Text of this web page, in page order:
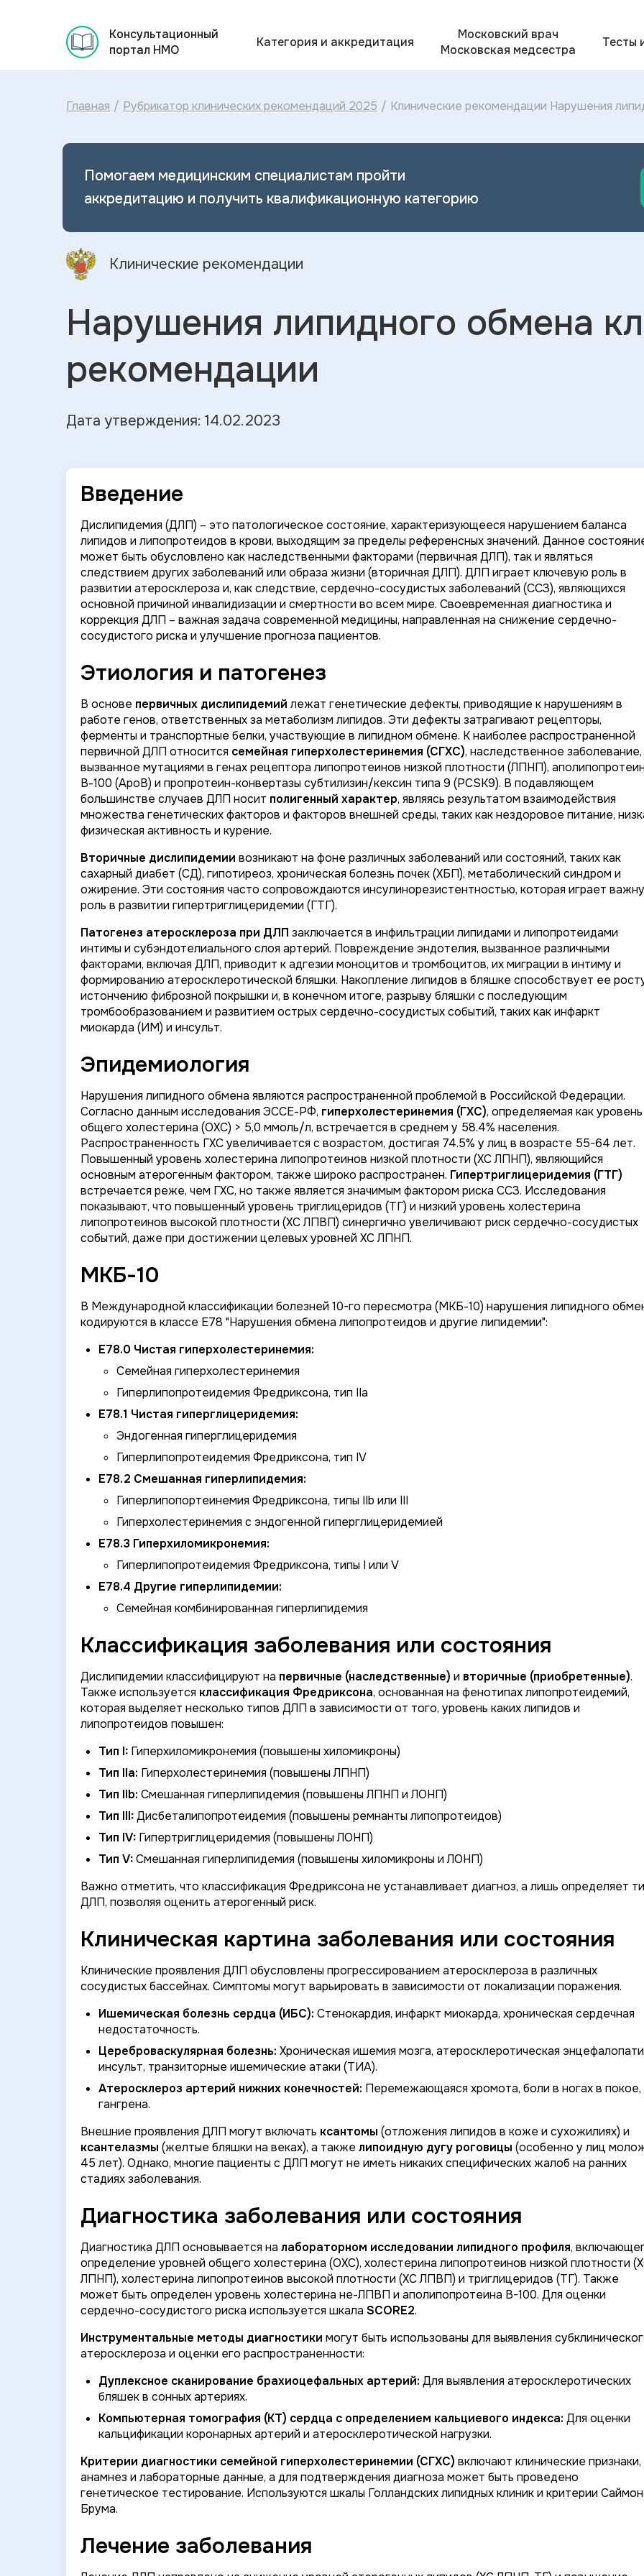
Консультационный
портал НМО
Категория и аккредитация
Московский врач
Московская медсестра
Тесты
Главная / Рубрикатор клинических рекомендаций 2025 / Клинические рекомендации Нарушения
Помогаем медицинским специалистам пройти
аккредитацию и получить квалификационную категорию
Клинические рекомендации
Нарушения липидного обмена
рекомендации
Дата утверждения: 14.02.2023
Введение
Дислипидемия (ДЛП) – это патологическое состояние, характеризующееся нарушением баланса
липидов и липопротеидов в крови, выходящим за пределы референсных значений. Данное
может быть обусловлено как наследственными факторами (первичная ДЛП), так и являться
следствием других заболеваний или образа жизни (вторичная ДЛП). ДЛП играет ключевую роль в
развитии атеросклероза и, как следствие, сердечно-сосудистых заболеваний (ССЗ), являющихся
основной причиной инвалидизации и смертности во всем мире. Своевременная диагностика и
коррекция ДЛП – важная задача современной медицины, направленная на снижение сердечно-
сосудистого риска и улучшение прогноза пациентов.
Этиология и патогенез
В основе первичных дислипидемий лежат генетические дефекты, приводящие к нарушениям в
работе генов, ответственных за метаболизм липидов. Эти дефекты затрагивают рецепторы,
ферменты и транспортные белки, участвующие в липидном обмене. К наиболее распространенной
первичной ДЛП относится семейная гиперхолестеринемия (СГХС), наследственное заболевание,
вызванное мутациями в генах рецептора липопротеинов низкой плотности (ЛПНП),
В-100 (АроВ) и пропротеин-конвертазы субтилизин/кексин типа 9 (PCSK9). В подавляющем
большинстве случаев ДЛП носит полигенный характер, являясь результатом взаимодействия
множества генетических факторов и факторов внешней среды, таких как нездоровое питание,
физическая активность и курение.
Вторичные дислипидемии возникают на фоне различных заболеваний или состояний, таких как
сахарный диабет (СД), гипотиреоз, хроническая болезнь почек (ХБП), метаболический синдром и
ожирение. Эти состояния часто сопровождаются инсулинорезистентностью, которая играет
роль в развитии гипертриглицеридемии (ГТГ).
Патогенез атеросклероза при ДЛП заключается в инфильтрации липидами и липопротеидами
интимы и субэндотелиального слоя артерий. Повреждение эндотелия, вызванное различными
факторами, включая ДЛП, приводит к адгезии моноцитов и тромбоцитов, их миграции в интиму и
формированию атеросклеротической бляшки. Накопление липидов в бляшке способствует ее
истончению фиброзной покрышки и, в конечном итоге, разрыву бляшки с последующим
тромбообразованием и развитием острых сердечно-сосудистых событий, таких как инфаркт
миокарда (ИМ) и инсульт.
Эпидемиология
Нарушения липидного обмена являются распространенной проблемой в Российской Федерации.
Согласно данным исследования ЭССЕ-РФ, гиперхолестеринемия (ГХС), определяемая как уровень
общего холестерина (ОХС) > 5,0 ммоль/л, встречается в среднем у 58.4% населения.
Распространенность ГХС увеличивается с возрастом, достигая 74.5% у лиц в возрасте 55-64 лет.
Повышенный уровень холестерина липопротеинов низкой плотности (ХС ЛПНП), являющийся
основным атерогенным фактором, также широко распространен. Гипертриглицеридемия (ГТГ)
встречается реже, чем ГХС, но также является значимым фактором риска ССЗ. Исследования
показывают, что повышенный уровень триглицеридов (ТГ) и низкий уровень холестерина
липопротеинов высокой плотности (ХС ЛПВП) синергично увеличивают риск сердечно-сосудистых
событий, даже при достижении целевых уровней ХС ЛПНП.
МКБ-10
В Международной классификации болезней 10-го пересмотра (МКБ-10) нарушения липидного
кодируются в классе E78 "Нарушения обмена липопротеидов и другие липидемии":
E78.0 Чистая гиперхолестеринемия:
Семейная гиперхолестеринемия
Гиперлипопротеидемия Фредриксона, тип IIa
E78.1 Чистая гиперглицеридемия:
Эндогенная гиперглицеридемия
Гиперлипопротеидемия Фредриксона, тип IV
E78.2 Смешанная гиперлипидемия:
Гиперлипопортеинемия Фредриксона, типы IIb или III
Гиперхолестеринемия с эндогенной гиперглицеридемией
E78.3 Гиперхиломикронемия:
Гиперлипопротеидемия Фредриксона, типы I или V
E78.4 Другие гиперлипидемии:
Семейная комбинированная гиперлипидемия
Классификация заболевания или состояния
Дислипидемии классифицируют на первичные (наследственные) и вторичные (приобретенные).
Также используется классификация Фредриксона, основанная на фенотипах липопротеидемий,
которая выделяет несколько типов ДЛП в зависимости от того, уровень каких липидов и
липопротеидов повышен:
Тип I: Гиперхиломикронемия (повышены хиломикроны)
Тип IIa: Гиперхолестеринемия (повышены ЛПНП)
Тип IIb: Смешанная гиперлипидемия (повышены ЛПНП и ЛОНП)
Тип III:Дисбеталипопротеидемия (повышены ремнанты липопротеидов)
Тип IV: Гипертриглицеридемия (повышены ЛОНП)
Тип V:Смешанная гиперлипидемия (повышены хиломикроны и ЛОНП)
Важно отметить, что классификация Фредриксона не устанавливает диагноз, а лишь определяет
ДЛП, позволяя оценить атерогенный риск.
Клиническая картина заболевания или состояния
Клинические проявления ДЛП обусловлены прогрессированием атеросклероза в различных
сосудистых бассейнах. Симптомы могут варьировать в зависимости от локализации поражения.
Ишемическая болезнь сердца (ИБС): Стенокардия, инфаркт миокарда, хроническая сердечная
недостаточность.
Цереброваскулярная болезнь: Хроническая ишемия мозга, атеросклеротическая
инсульт, транзиторные ишемические атаки (ТИА).
Атеросклероз артерий нижних конечностей: Перемежающаяся хромота, боли в ногах в покое,
гангрена.
Внешние проявления ДЛП могут включать ксантомы (отложения липидов в коже и сухожилиях) и
ксантелазмы (желтые бляшки на веках), а также липоидную дугу роговицы (особенно у лиц
45 лет). Однако, многие пациенты с ДЛП могут не иметь никаких специфических жалоб на ранних
стадиях заболевания.
Диагностика заболевания или состояния
Диагностика ДЛП основывается на лабораторном исследовании липидного профиля,
определение уровней общего холестерина (ОХС), холестерина липопротеинов низкой плотности
ЛПНП), холестерина липопротеинов высокой плотности (ХС ЛПВП) и триглицеридов (ТГ). Также
может быть определен уровень холестерина не-ЛПВП и аполипопротеина B-100. Для оценки
сердечно-сосудистого риска используется шкала SCORE2.
Инструментальные методы диагностики могут быть использованы для выявления
атеросклероза и оценки его распространенности:
Дуплексное сканирование брахиоцефальных артерий: Для выявления атеросклеротических
бляшек в сонных артериях.
Компьютерная томография (КТ) сердца с определением кальциевого индекса: Для оценки
кальцификации коронарных артерий и атеросклеротической нагрузки.
Критерии диагностики семейной гиперхолестеринемии (СГХС) включают клинические признаки,
анамнез и лабораторные данные, а для подтверждения диагноза может быть проведено
генетическое тестирование. Используются шкалы Голландских липидных клиник и критерии
Брума.
Лечение заболевания